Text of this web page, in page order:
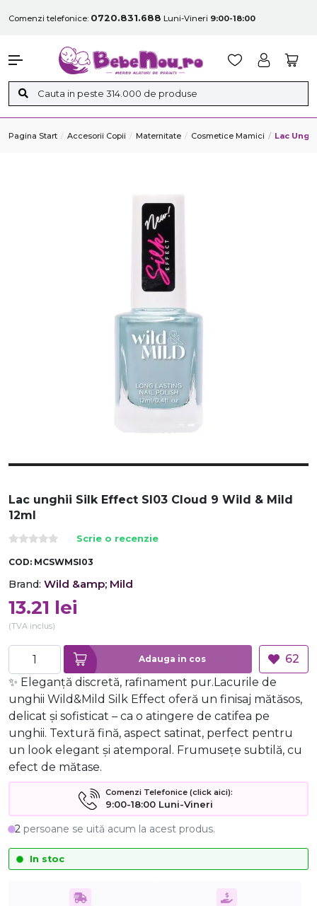
Comenzi telefonice: 0720.831.688 Luni-Vineri 9:00-18:00
Pagina Start Accesorii Copii Maternitate Cosmetice Mamici Lac
Lac unghii Silk Effect SI03 Cloud 9 Wild & Mild
12ml
Scrie o recenzie
COD: MCSWMSI03
Brand: Wild &amp; Mild
13.21 lei
(TVA inclus)
Adauga in cos
62
✨ Eleganță discretă, rafinament pur.Lacurile de
unghii Wild&Mild Silk Effect oferă un finisaj mătăsos,
delicat și sofisticat – ca o atingere de catifea pe
unghii. Textură fină, aspect satinat, perfect pentru
un look elegant și atemporal. Frumusețe subtilă, cu
efect de mătase.
Comenzi Telefonice (click aici):
9:00-18:00 Luni-Vineri
2 persoane se uită acum la acest produs.
In stoc